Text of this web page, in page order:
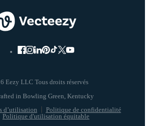
Eezy LLC Tous droits réservés
d’utilisation
Politique de confidentialité
Politique d'utilisation équitable